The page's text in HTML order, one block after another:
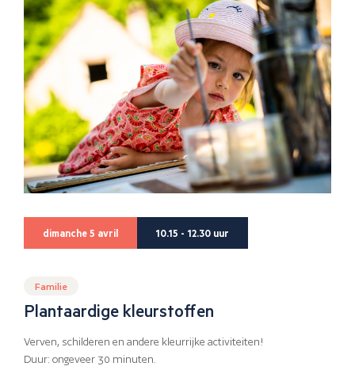
dimanche 5 avril 10.15 - 12.30 uur
Familie
Plantaardige kleurstoffen
Verven, schilderen en andere kleurrijke activiteiten!
Duur: ongeveer 30 minuten.